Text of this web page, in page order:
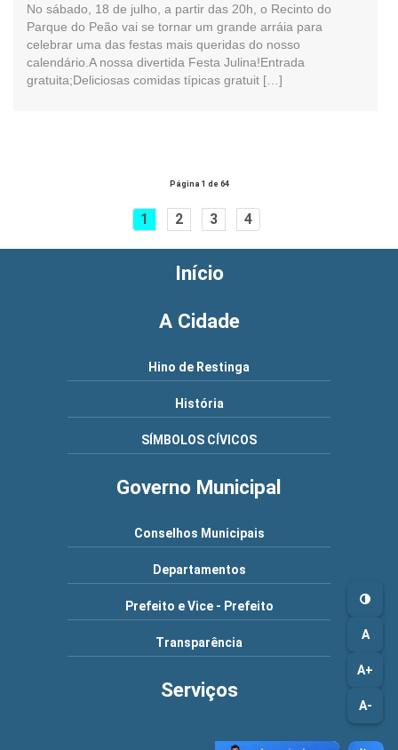
A
A+
A-
No sábado, 18 de julho, a partir das 20h, o Recinto do
Parque do Peão vai se tornar um grande arráia para
celebrar uma das festas mais queridas do nosso
calendário.A nossa divertida Festa Julina!Entrada
gratuita;Deliciosas comidas típicas gratuit […]
Página 1 de 64
1 2 3 4
Início
A Cidade
Hino de Restinga
História
SÍMBOLOS CÍVICOS
Governo Municipal
Conselhos Municipais
Departamentos
Prefeito e Vice - Prefeito
Transparência
Serviços